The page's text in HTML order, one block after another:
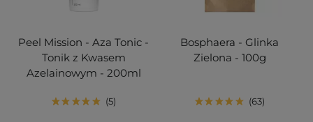
Peel Mission - Aza Tonic -
Tonik z Kwasem
Azelainowym - 200ml
5
Bosphaera - Glinka
Zielona - 100g
63